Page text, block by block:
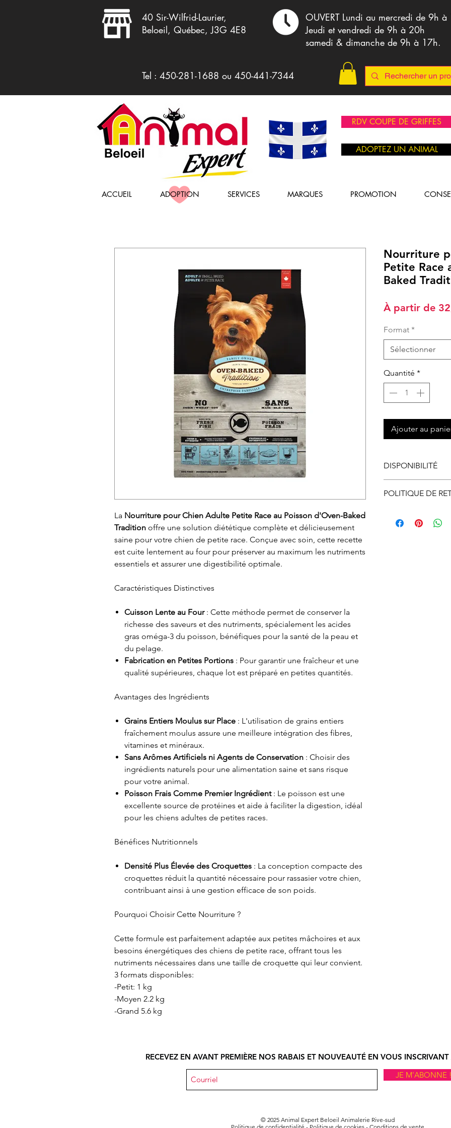
40 Sir-Wilfrid-Laurier,
Beloeil, Québec, J3G 4E8
OUVERT Lundi au mercredi de 9h à
Jeudi et vendredi de 9h à 20h
samedi & dimanche de 9h à 17h.
Tel : 450-281-1688 ou 450-441-7344
RDV COUPE DE GRIFFES
ADOPTEZ UN ANIMAL
ACCUEIL ADOPTION SERVICES MARQUES PROMOTION
La Nourriture pour Chien Adulte Petite Race au Poisson d'Oven-Baked
Tradition offre une solution diététique complète et délicieusement
saine pour votre chien de petite race. Conçue avec soin, cette recette
est cuite lentement au four pour préserver au maximum les nutriments
essentiels et assurer une digestibilité optimale.
Caractéristiques Distinctives
Cuisson Lente au Four: Cette méthode permet de conserver la
richesse des saveurs et des nutriments, spécialement les acides
gras oméga-3 du poisson, bénéfiques pour la santé de la peau et
du pelage.
Fabrication en Petites Portions : Pour garantir une fraîcheur et une
qualité supérieures, chaque lot est préparé en petites quantités.
Avantages des Ingrédients
Grains Entiers Moulus sur Place : L'utilisation de grains entiers
fraîchement moulus assure une meilleure intégration des fibres,
vitamines et minéraux.
Sans Arômes Artificiels ni Agents de Conservation : Choisir des
ingrédients naturels pour une alimentation saine et sans risque
pour votre animal.
Poisson Frais Comme Premier Ingrédient: Le poisson est une
excellente source de protéines et aide à faciliter la digestion, idéal
pour les chiens adultes de petites races.
Bénéfices Nutritionnels
Densité Plus Élevée des Croquettes : La conception compacte des
croquettes réduit la quantité nécessaire pour rassasier votre chien,
contribuant ainsi à une gestion efficace de son poids.
Pourquoi Choisir Cette Nourriture ?
Cette formule est parfaitement adaptée aux petites mâchoires et aux
besoins énergétiques des chiens de petite race, offrant tous les
nutriments nécessaires dans une taille de croquette qui leur convient.
3 formats disponibles:
-Petit: 1 kg
-Moyen 2.2 kg
-Grand 5.6 kg
Nourriture
Petite Race
Baked
À partir de
Format *
Sélectionner
Quantité *
Ajouter au
DISPONIBILITÉ
et ramassage en
Le ramassage en
POLITIQUE DE
ne vous convient
RECEVEZ EN AVANT PREMIÈRE NOS RABAIS ET NOUVEAUTÉ EN VOUS
JE M'ABONNE !
© 2025 Animal Expert Beloeil Animalerie Rive-sud